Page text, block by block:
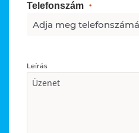
Telefonszám
Leírás